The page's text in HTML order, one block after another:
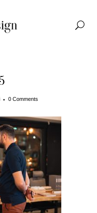
0 Comments